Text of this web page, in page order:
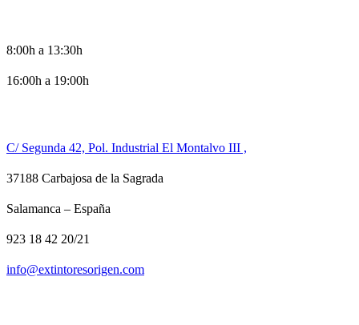
8:00h a 13:30h
16:00h a 19:00h
C/ Segunda 42, Pol. Industrial El Montalvo III ,
37188 Carbajosa de la Sagrada
Salamanca – España
923 18 42 20/21
info@extintoresorigen.com